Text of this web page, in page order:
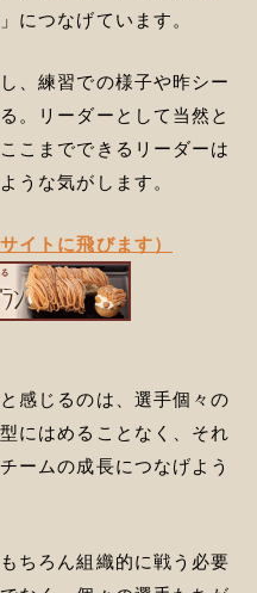
につなげています。
、練習での様子や昨シー
。リーダーとして当然と
こまでできるリーダーは
うな気がします。
イトに飛びます）
感じるのは、選手個々の
にはめることなく、それ
ームの成長につなげよう
ちろん組織的に戦う必要